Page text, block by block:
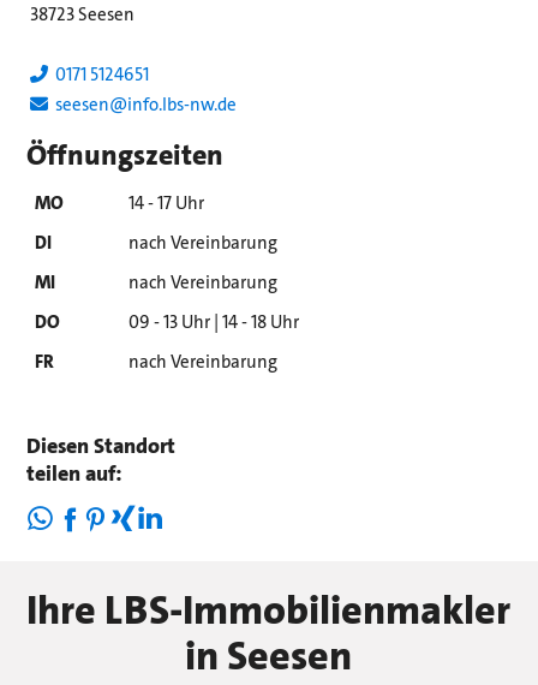
38723 Seesen
0171 5124651
seesen@info.lbs-nw.de
Öffnungszeiten
MO
14 - 17 Uhr
DI
nach Vereinbarung
MI
nach Vereinbarung
DO
09 - 13 Uhr | 14 - 18 Uhr
FR
nach Vereinbarung
Diesen Standort
teilen auf:
Ihre LBS-Immobilienmakler
in Seesen